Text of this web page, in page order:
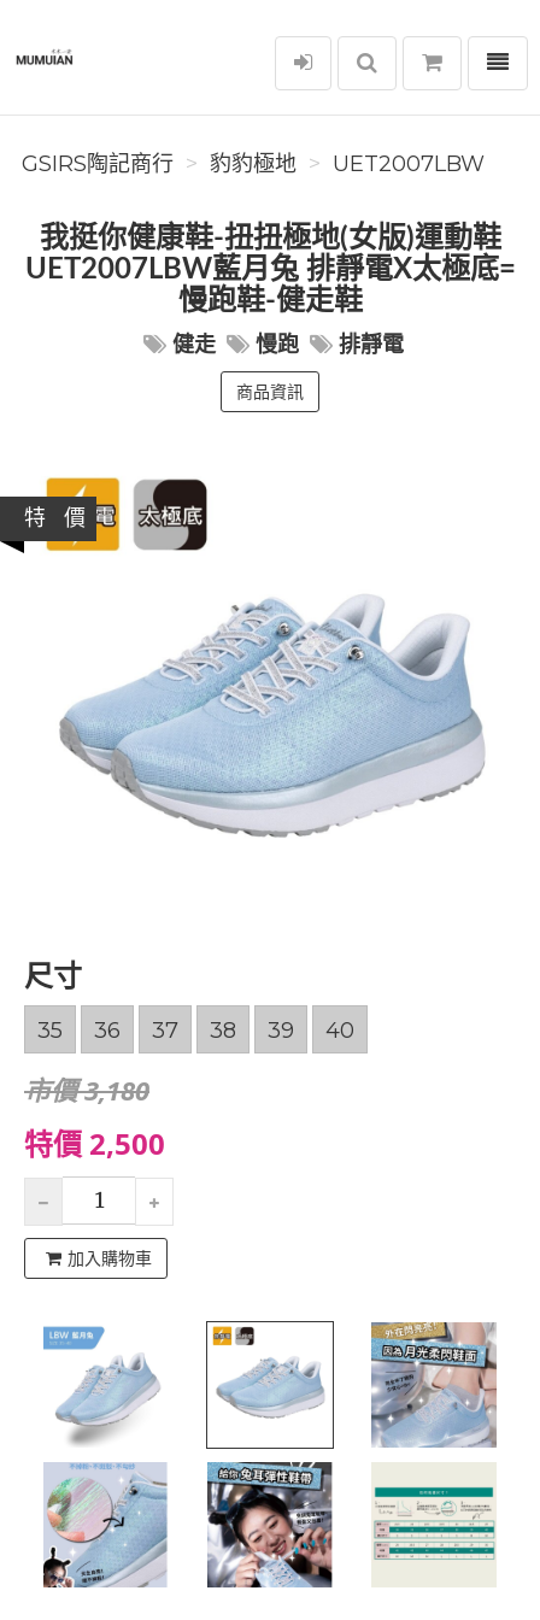
GSIRS陶記商行
選單
GSIRS陶記商行 豹豹極地 UET2007LBW
我挺你健康鞋-扭扭極地(女版)運動鞋
UET2007LBW藍月兔 排靜電X太極底=
慢跑鞋-健走鞋
健走 慢跑 排靜電
商品資訊
特 價
尺寸
35 36 37 38 39 40
市價 3,180
特價 2,500
加入購物車